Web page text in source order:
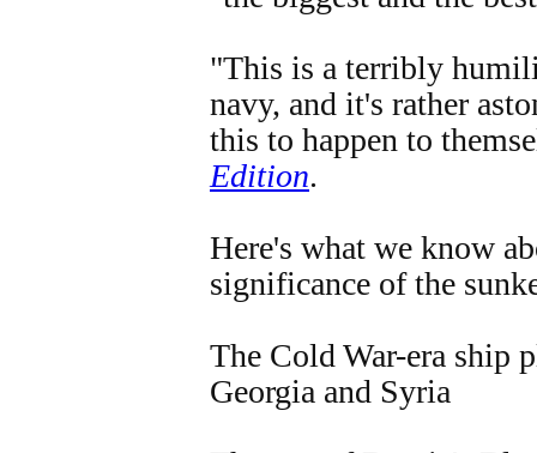
"This is a terribly
navy, and it's rather
this to happen to
Edition.
Here's what we know
significance of the
The Cold War-era ship
Georgia and Syria